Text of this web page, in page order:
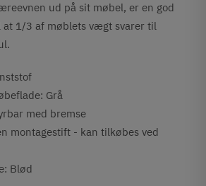
ud på sit møbel, er en god
at 1/3 af møblets vægt svarer til
Grå
med bremse
montagestift - kan tilkøbes ved
Blød